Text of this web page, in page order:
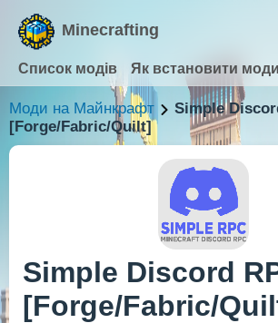
Minecrafting
Список модів Як встановити моди
Моди на Майнкрафт
Simple
[Forge/Fabric/Quilt]
Simple Discord
[Forge/Fabric/